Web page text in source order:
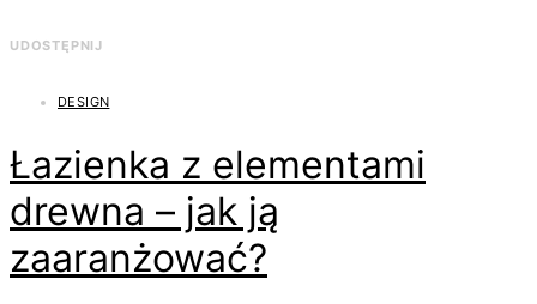
UDOSTĘPNIJ
DESIGN
Łazienka z elementami
drewna – jak ją
zaaranżować?